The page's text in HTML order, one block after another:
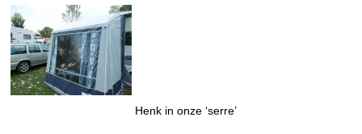
Henk in onze ‘serre’